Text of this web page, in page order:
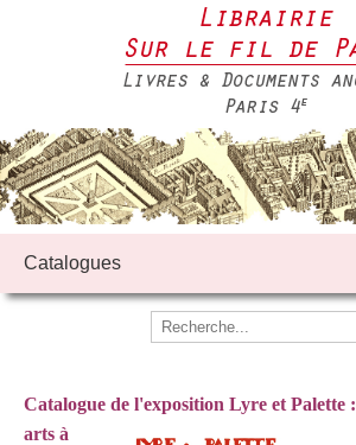
Catalogues
Catalogue de l'exposition Lyre et Palette :
arts à